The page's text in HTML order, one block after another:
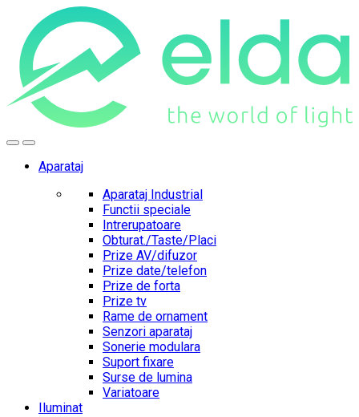
navigation
content
Aparataj
Aparataj Industrial
Functii speciale
Intrerupatoare
Obturat./Taste/Placi
Prize AV/difuzor
Prize date/telefon
Prize de forta
Prize tv
Rame de ornament
Senzori aparataj
Sonerie modulara
Suport fixare
Surse de lumina
Variatoare
Iluminat